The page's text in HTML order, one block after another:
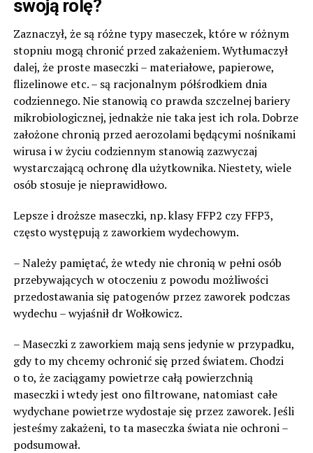
swoją rolę?
Zaznaczył, że są różne typy maseczek, które w różnym
stopniu mogą chronić przed zakażeniem. Wytłumaczył
dalej, że proste maseczki – materiałowe, papierowe,
flizelinowe etc. – są racjonalnym półśrodkiem dnia
codziennego. Nie stanowią co prawda szczelnej bariery
mikrobiologicznej, jednakże nie taka jest ich rola. Dobrze
założone chronią przed aerozolami będącymi nośnikami
wirusa i w życiu codziennym stanowią zazwyczaj
wystarczającą ochronę dla użytkownika. Niestety, wiele
osób stosuje je nieprawidłowo.
Lepsze i droższe maseczki, np. klasy FFP2 czy FFP3,
często występują z zaworkiem wydechowym.
– Należy pamiętać, że wtedy nie chronią w pełni osób
przebywających w otoczeniu z powodu możliwości
przedostawania się patogenów przez zaworek podczas
wydechu – wyjaśnił dr Wołkowicz.
– Maseczki z zaworkiem mają sens jedynie w przypadku,
gdy to my chcemy ochronić się przed światem. Chodzi
o to, że zaciągamy powietrze całą powierzchnią
maseczki i wtedy jest ono filtrowane, natomiast całe
wydychane powietrze wydostaje się przez zaworek. Jeśli
jesteśmy zakażeni, to ta maseczka świata nie ochroni –
podsumował.